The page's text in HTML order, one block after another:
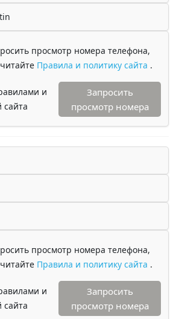
просмотр номера телефона,
Правила и политику сайта .
и
сайта
Запросить
просмотр номера
просмотр номера телефона,
Правила и политику сайта .
и
сайта
Запросить
просмотр номера